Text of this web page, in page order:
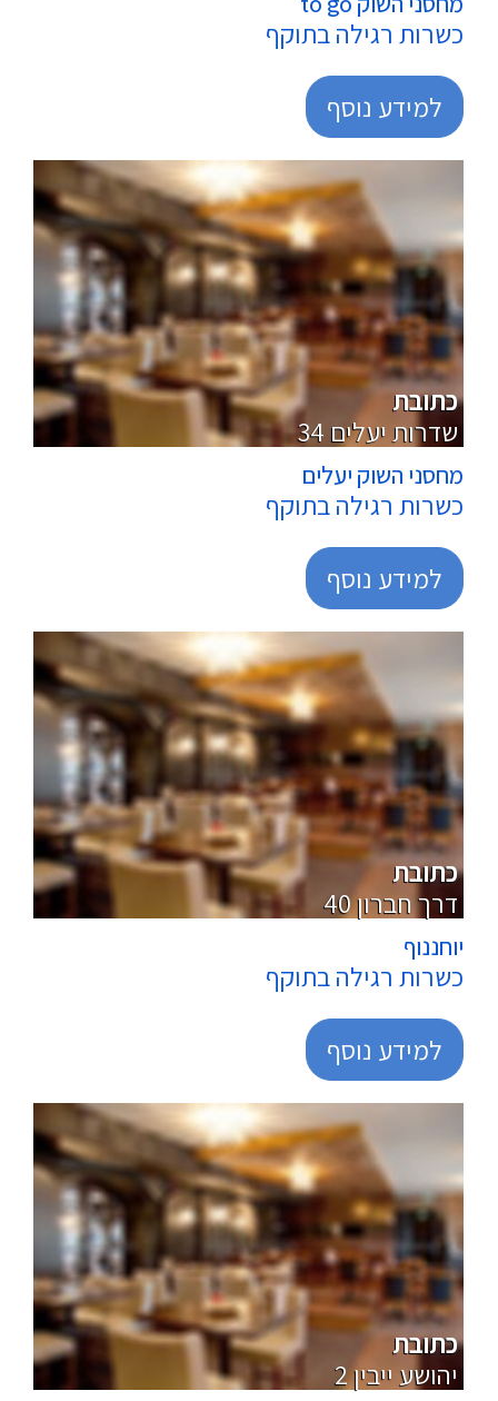
כשרות רגילה בתוקף
למידע נוסף
מרכולים
כתובת
34 שדרות יעלים
מחסני השוק יעלים
כשרות רגילה בתוקף
למידע נוסף
מרכולים
כתובת
40 דרך חברון
יוחננוף
כשרות רגילה בתוקף
למידע נוסף
מרכולים
כתובת
2 יהושע ייבין